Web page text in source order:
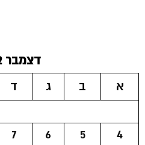
דצמבר 2022
א
ב ג ד
4
5
6
7